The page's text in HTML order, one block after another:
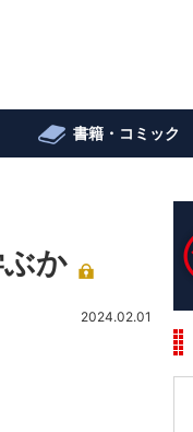
書籍・コミック
か
2024.02.01